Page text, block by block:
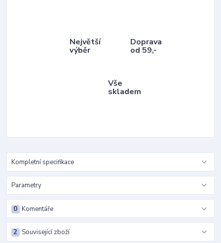
Největší
výběr
Doprava
od 59,-
Vše
skladem
Kompletní specifikace
Parametry
Komentáře
0
Související zboží
2